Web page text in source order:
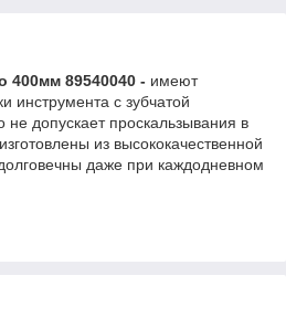
400мм 89540040 - имеют
инструмента с зубчатой
не допускает проскальзывания в
из высококачественной
даже при каждодневном